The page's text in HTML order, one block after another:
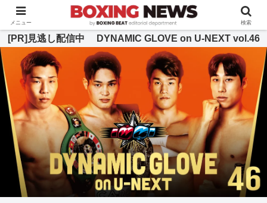
BOXING BEAT [ボクシング・ビート] 公式サイト
[PR]見逃し配信中 DYNAMIC GLOVE on U-NEXT vol.46
メニュー 検索